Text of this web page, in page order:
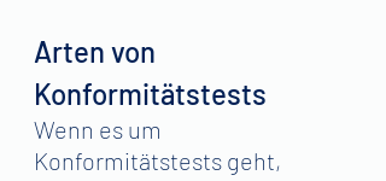
Arten von
Konformitätstests
Wenn es um
Konformitätstests geht,